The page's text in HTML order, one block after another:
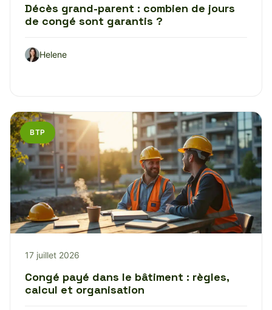
Décès grand-parent : combien de jours
de congé sont garantis ?
Helene
BTP
17 juillet 2026
Congé payé dans le bâtiment : règles,
calcul et organisation